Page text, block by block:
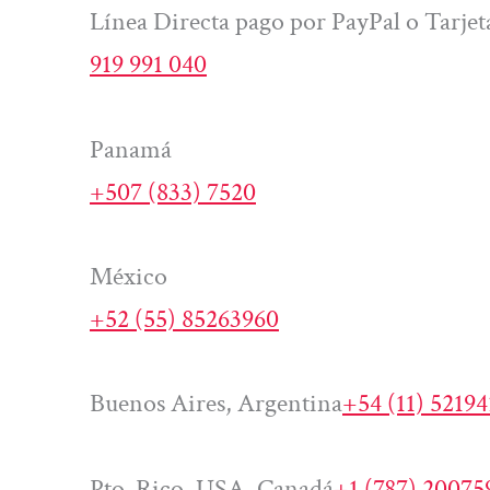
Línea Directa pago por PayPal o
919 991 040
Panamá
+507 (833) 7520
México
+52 (55) 85263960
Buenos Aires, Argentina+54 (11)